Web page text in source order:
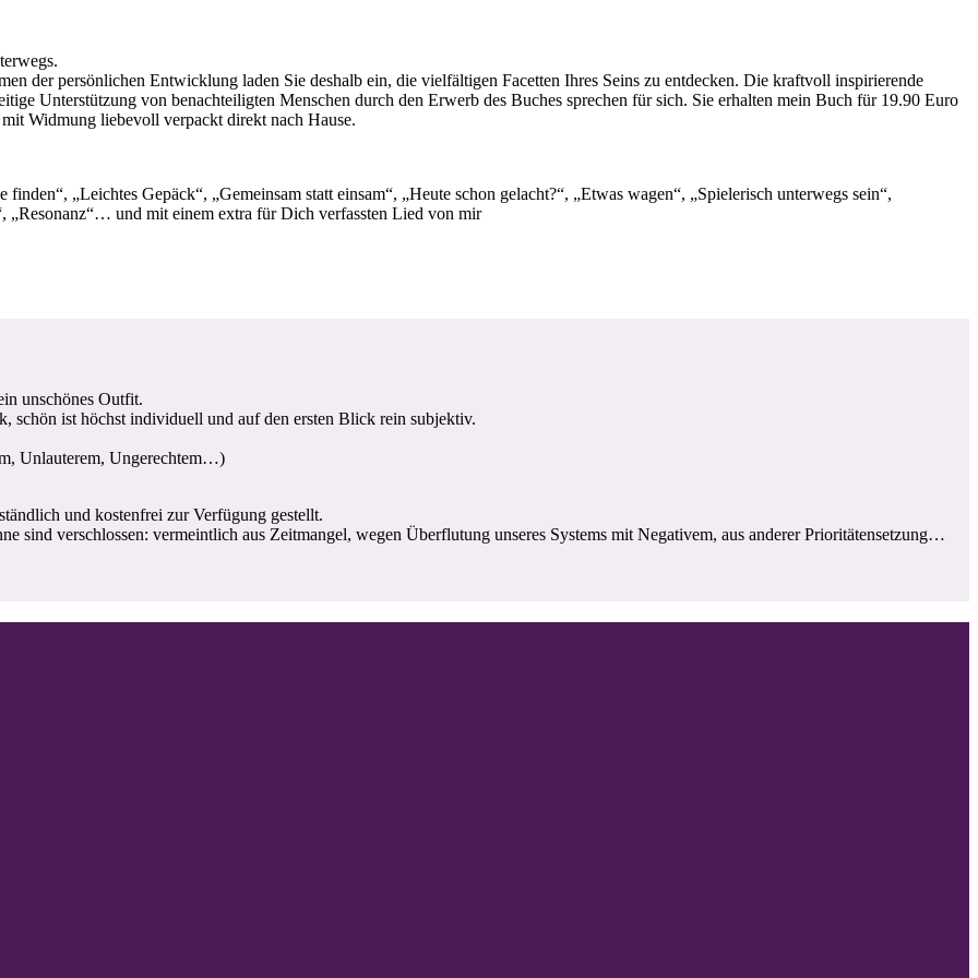
der persönlichen Entwicklung laden Sie deshalb ein, die vielfältigen Facetten Ihres Seins zu entdecken. Die kraftvoll inspirierende
Unterstützung von benachteiligten Menschen durch den Erwerb des Buches sprechen für sich. Sie erhalten mein Buch für 19.90 Euro
Widmung liebevoll verpackt direkt nach Hause.
„Leichtes Gepäck“, „Gemeinsam statt einsam“, „Heute schon gelacht?“, „Etwas wagen“, „Spielerisch unterwegs sein“,
und mit einem extra für Dich verfassten Lied von mir
unschönes Outfit.
schön ist höchst individuell und auf den ersten Blick rein subjektiv.
Unlauterem, Ungerechtem…)
und kostenfrei zur Verfügung gestellt.
sind verschlossen: vermeintlich aus Zeitmangel, wegen Überflutung unseres Systems mit Negativem, aus anderer Prioritätensetzung…